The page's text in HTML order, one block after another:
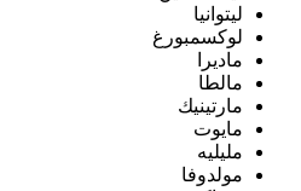
ليتوانيا
لوكسمبورغ
ماديرا
مالطا
مارتينيك
مايوت
مليليه
مولدوفا